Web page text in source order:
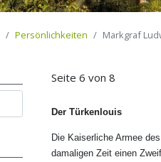
Persönlichkeiten Markgraf
Seite 6 von 8
Der Türkenlouis
Die Kaiserliche Armee
damaligen Zeit einen